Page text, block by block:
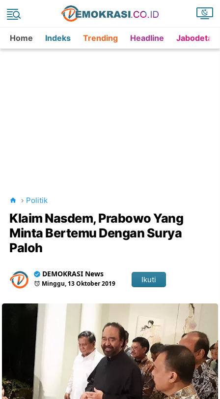
Home Indeks Trending Headline
Politik
Klaim Nasdem, Prabowo Yang
Minta Bertemu Dengan Surya
Paloh
DEMOKRASI News
Minggu, 13 Oktober 2019 Ikuti